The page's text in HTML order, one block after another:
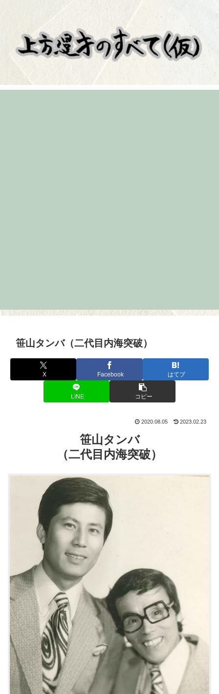
笹山タンバ（二代目内海突破）
X Facebook はてブ
LINE コピー
2020.08.05 2023.02.23
笹山タンバ
（二代目内海突破）